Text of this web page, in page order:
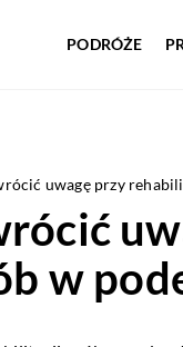
PODRÓŻE
uwagę przy
w